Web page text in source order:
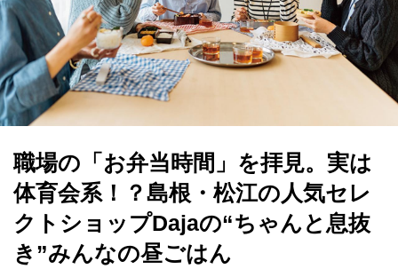
職場の「お弁当時間」を拝見。実は
体育会系！？島根・松江の人気セレ
クトショップDajaの“ちゃんと息抜
き”みんなの昼ごはん